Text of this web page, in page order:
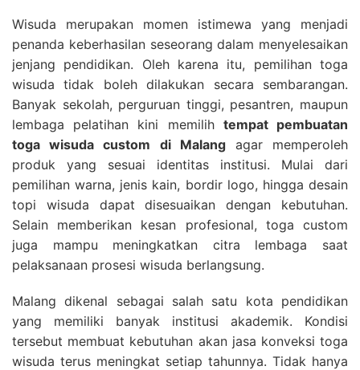
Wisuda merupakan momen istimewa yang menjadi
penanda keberhasilan seseorang dalam menyelesaikan
jenjang pendidikan. Oleh karena itu, pemilihan toga
wisuda tidak boleh dilakukan secara sembarangan.
Banyak sekolah, perguruan tinggi, pesantren, maupun
lembaga pelatihan kini memilih tempat pembuatan
toga wisuda custom di Malangagar memperoleh
produk yang sesuai identitas institusi. Mulai dari
pemilihan warna, jenis kain, bordir logo, hingga desain
topi wisuda dapat disesuaikan dengan kebutuhan.
Selain memberikan kesan profesional, toga custom
juga mampu meningkatkan citra lembaga saat
pelaksanaan prosesi wisuda berlangsung.
Malang dikenal sebagai salah satu kota pendidikan
yang memiliki banyak institusi akademik. Kondisi
tersebut membuat kebutuhan akan jasa konveksi toga
wisuda terus meningkat setiap tahunnya. Tidak hanya